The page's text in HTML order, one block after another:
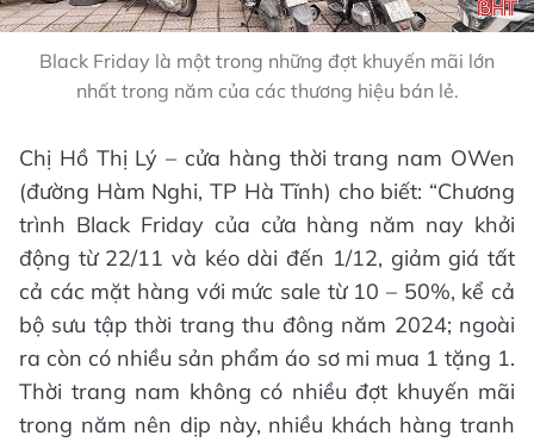
Black Friday là một trong những đợt khuyến mãi lớn
nhất trong năm của các thương hiệu bán lẻ.
Chị Hồ Thị Lý – cửa hàng thời trang nam OWen
(đường Hàm Nghi, TP Hà Tĩnh) cho biết: “Chương
trình Black Friday của cửa hàng năm nay khởi
động từ 22/11 và kéo dài đến 1/12, giảm giá tất
cả các mặt hàng với mức sale từ 10 – 50%, kể cả
bộ sưu tập thời trang thu đông năm 2024; ngoài
ra còn có nhiều sản phẩm áo sơ mi mua 1 tặng 1.
Thời trang nam không có nhiều đợt khuyến mãi
trong năm nên dịp này, nhiều khách hàng tranh